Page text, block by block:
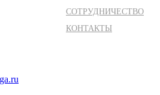
СОТРУДНИЧЕСТВО
КОНТАКТЫ